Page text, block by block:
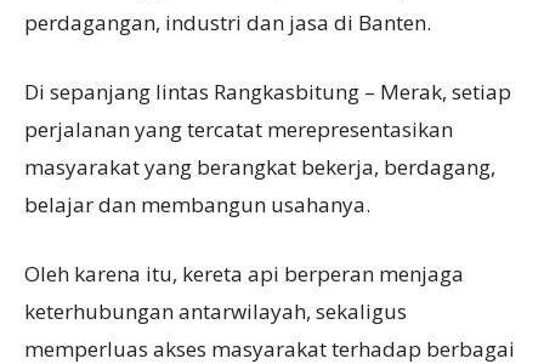
perdagangan, industri dan jasa di Banten.
Di sepanjang lintas Rangkasbitung – Merak, setiap
perjalanan yang tercatat merepresentasikan
masyarakat yang berangkat bekerja, berdagang,
belajar dan membangun usahanya.
Oleh karena itu, kereta api berperan menjaga
keterhubungan antarwilayah, sekaligus
memperluas akses masyarakat terhadap berbagai